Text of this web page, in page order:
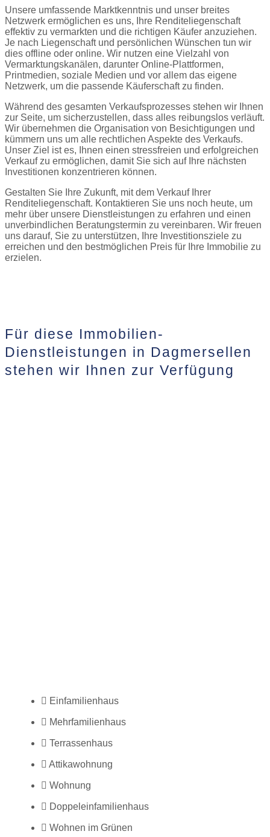
Unsere umfassende Marktkenntnis und unser breites
Netzwerk ermöglichen es uns, Ihre Renditeliegenschaft
effektiv zu vermarkten und die richtigen Käufer anzuziehen.
Je nach Liegenschaft und persönlichen Wünschen tun wir
dies offline oder online. Wir nutzen eine Vielzahl von
Vermarktungskanälen, darunter Online-Plattformen,
Printmedien, soziale Medien und vor allem das eigene
Netzwerk, um die passende Käuferschaft zu finden.
Während des gesamten Verkaufsprozesses stehen wir Ihnen
zur Seite, um sicherzustellen, dass alles reibungslos verläuft.
Wir übernehmen die Organisation von Besichtigungen und
kümmern uns um alle rechtlichen Aspekte des Verkaufs.
Unser Ziel ist es, Ihnen einen stressfreien und erfolgreichen
Verkauf zu ermöglichen, damit Sie sich auf Ihre nächsten
Investitionen konzentrieren können.
Gestalten Sie Ihre Zukunft, mit dem Verkauf Ihrer
Renditeliegenschaft. Kontaktieren Sie uns noch heute, um
mehr über unsere Dienstleistungen zu erfahren und einen
unverbindlichen Beratungstermin zu vereinbaren. Wir freuen
uns darauf, Sie zu unterstützen, Ihre Investitionsziele zu
erreichen und den bestmöglichen Preis für Ihre Immobilie zu
erzielen.
Für diese Immobilien-
Dienstleistungen in Dagmersellen
stehen wir Ihnen zur Verfügung
Einfamilienhaus
Mehrfamilienhaus
Terrassenhaus
Attikawohnung
Wohnung
Doppeleinfamilienhaus
Wohnen im Grünen